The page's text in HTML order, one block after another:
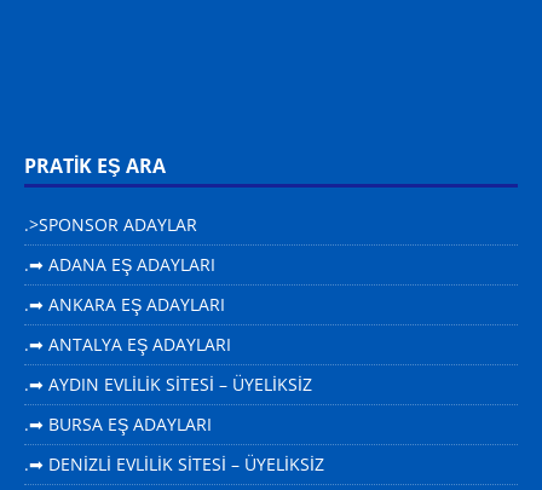
PRATİK EŞ ARA
.>SPONSOR ADAYLAR
.➡ ADANA EŞ ADAYLARI
.➡ ANKARA EŞ ADAYLARI
.➡ ANTALYA EŞ ADAYLARI
.➡ AYDIN EVLİLİK SİTESİ – ÜYELİKSİZ
.➡ BURSA EŞ ADAYLARI
.➡ DENİZLİ EVLİLİK SİTESİ – ÜYELİKSİZ